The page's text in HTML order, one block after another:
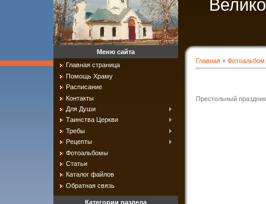
Главная » Фотоальбом
Престольный
Меню сайта
Главная страница
Помощь Храму
Расписание
Контакты
Для Души
Таинства Церкви
Требы
Рецепты
Фотоальбомы
Статьи
Каталог файлов
Обратная связь
Категории раздела